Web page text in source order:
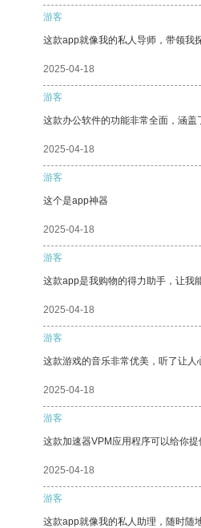
游客
这款app就像我的私人导师，带领我
2025-04-18
游客
这款办公软件的功能非常全面，涵盖
2025-04-18
游客
这个是app神器
2025-04-18
游客
这款app是我购物的得力助手，让我
2025-04-18
游客
这款游戏的音乐非常优美，听了让人
2025-04-18
游客
这款加速器VPM应用程序可以给你
2025-04-18
游客
这款app就像我的私人助理，随时随